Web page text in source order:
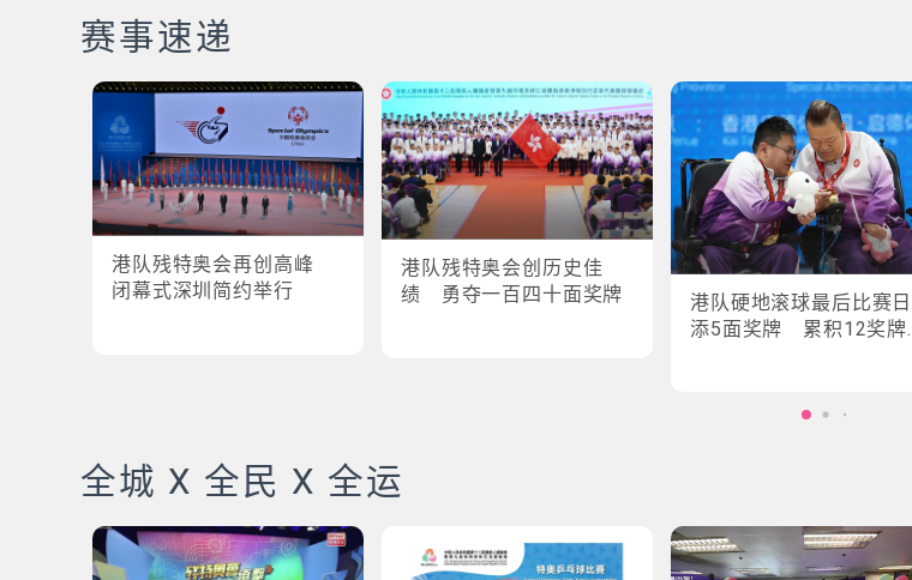
赛事速递
港队残特奥会再创高峰
闭幕式深圳简约举行
港队残特奥会创历史佳
绩 勇夺一百四十面奖牌
港队硬地滚球最后比赛日
添5面奖牌 累积12奖牌
全城 X 全民 X 全运